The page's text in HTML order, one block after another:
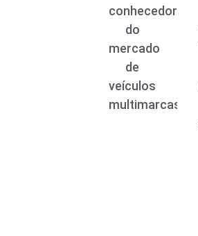
conhecedora
do
mercado
de
veículos
multimarcas.